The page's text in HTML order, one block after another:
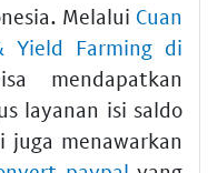
Melalui Cuan
Yield Farming di
mendapatkan
layanan isi saldo
juga menawarkan